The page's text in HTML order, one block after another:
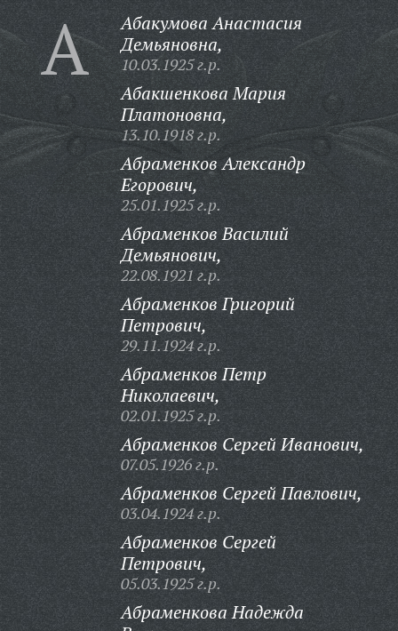
А
Абакумова Анастасия
Демьяновна,
10.03.1925 г.р.
Абакшенкова Мария
Платоновна,
13.10.1918 г.р.
Абраменков Александр
Егорович,
25.01.1925 г.р.
Абраменков Василий
Демьянович,
22.08.1921 г.р.
Абраменков Григорий
Петрович,
29.11.1924 г.р.
Абраменков Петр
Николаевич,
02.01.1925 г.р.
Абраменков Сергей Иванович,
07.05.1926 г.р.
Абраменков Сергей Павлович,
03.04.1924 г.р.
Абраменков Сергей
Петрович,
05.03.1925 г.р.
Абраменкова Надежда